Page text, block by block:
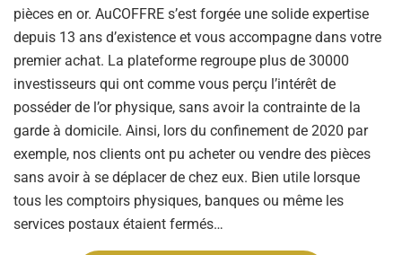
pièces en or. AuCOFFRE s’est forgée une solide expertise
depuis 13 ans d’existence et vous accompagne dans votre
premier achat. La plateforme regroupe plus de 30000
investisseurs qui ont comme vous perçu l’intérêt de
posséder de l’or physique, sans avoir la contrainte de la
garde à domicile. Ainsi, lors du confinement de 2020 par
exemple, nos clients ont pu acheter ou vendre des pièces
sans avoir à se déplacer de chez eux. Bien utile lorsque
tous les comptoirs physiques, banques ou même les
services postaux étaient fermés…